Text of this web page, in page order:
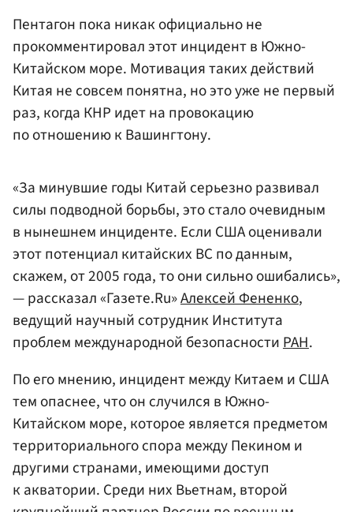
Пентагон пока никак официально не
прокомментировал этот инцидент в Южно-
Китайском море. Мотивация таких действий
Китая не совсем понятна, но это уже не первый
раз, когда КНР идет на провокацию
по отношению к Вашингтону.
«За минувшие годы Китай серьезно развивал
силы подводной борьбы, это стало очевидным
в нынешнем инциденте. Если США оценивали
этот потенциал китайских ВС по данным,
скажем, от 2005 года, то они сильно ошибались»,
— рассказал «Газете.Ru»Алексей Фененко,
ведущий научный сотрудник Института
проблем международной безопасностиРАН.
По его мнению, инцидент между Китаем и США
тем опаснее, что он случился в Южно-
Китайском море, которое является предметом
территориального спора между Пекином и
другими странами, имеющими доступ
к акватории. Среди них Вьетнам, второй